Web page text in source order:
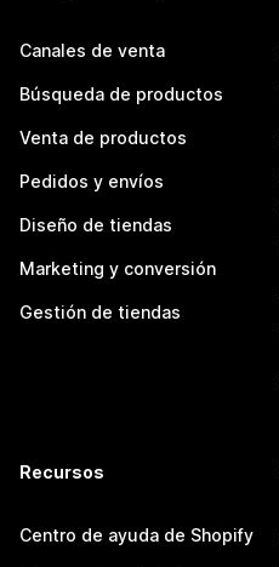
Canales de venta
Búsqueda de productos
Venta de productos
Pedidos y envíos
Diseño de tiendas
Marketing y conversión
Gestión de tiendas
Recursos
Centro de ayuda de Shopify